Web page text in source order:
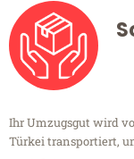
Ihr Umzugsgut wird
Türkei transportiert,